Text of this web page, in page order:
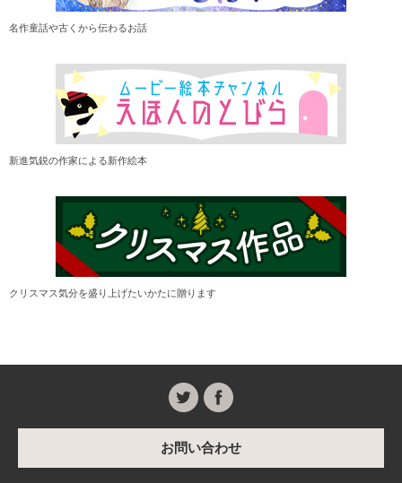
名作童話や古くから伝わるお話
新進気鋭の作家による新作絵本
クリスマス気分を盛り上げたいかたに贈ります
お問い合わせ